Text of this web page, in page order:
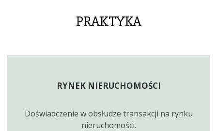
PRAKTYKA
RYNEK NIERUCHOMOŚCI
Doświadczenie w obsłudze transakcji na rynku
nieruchomości.